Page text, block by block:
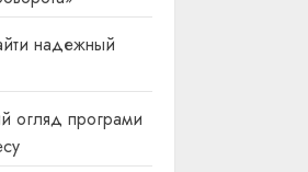
надежный
огляд програми